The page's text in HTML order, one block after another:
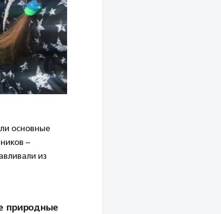
основные
–
из
природные